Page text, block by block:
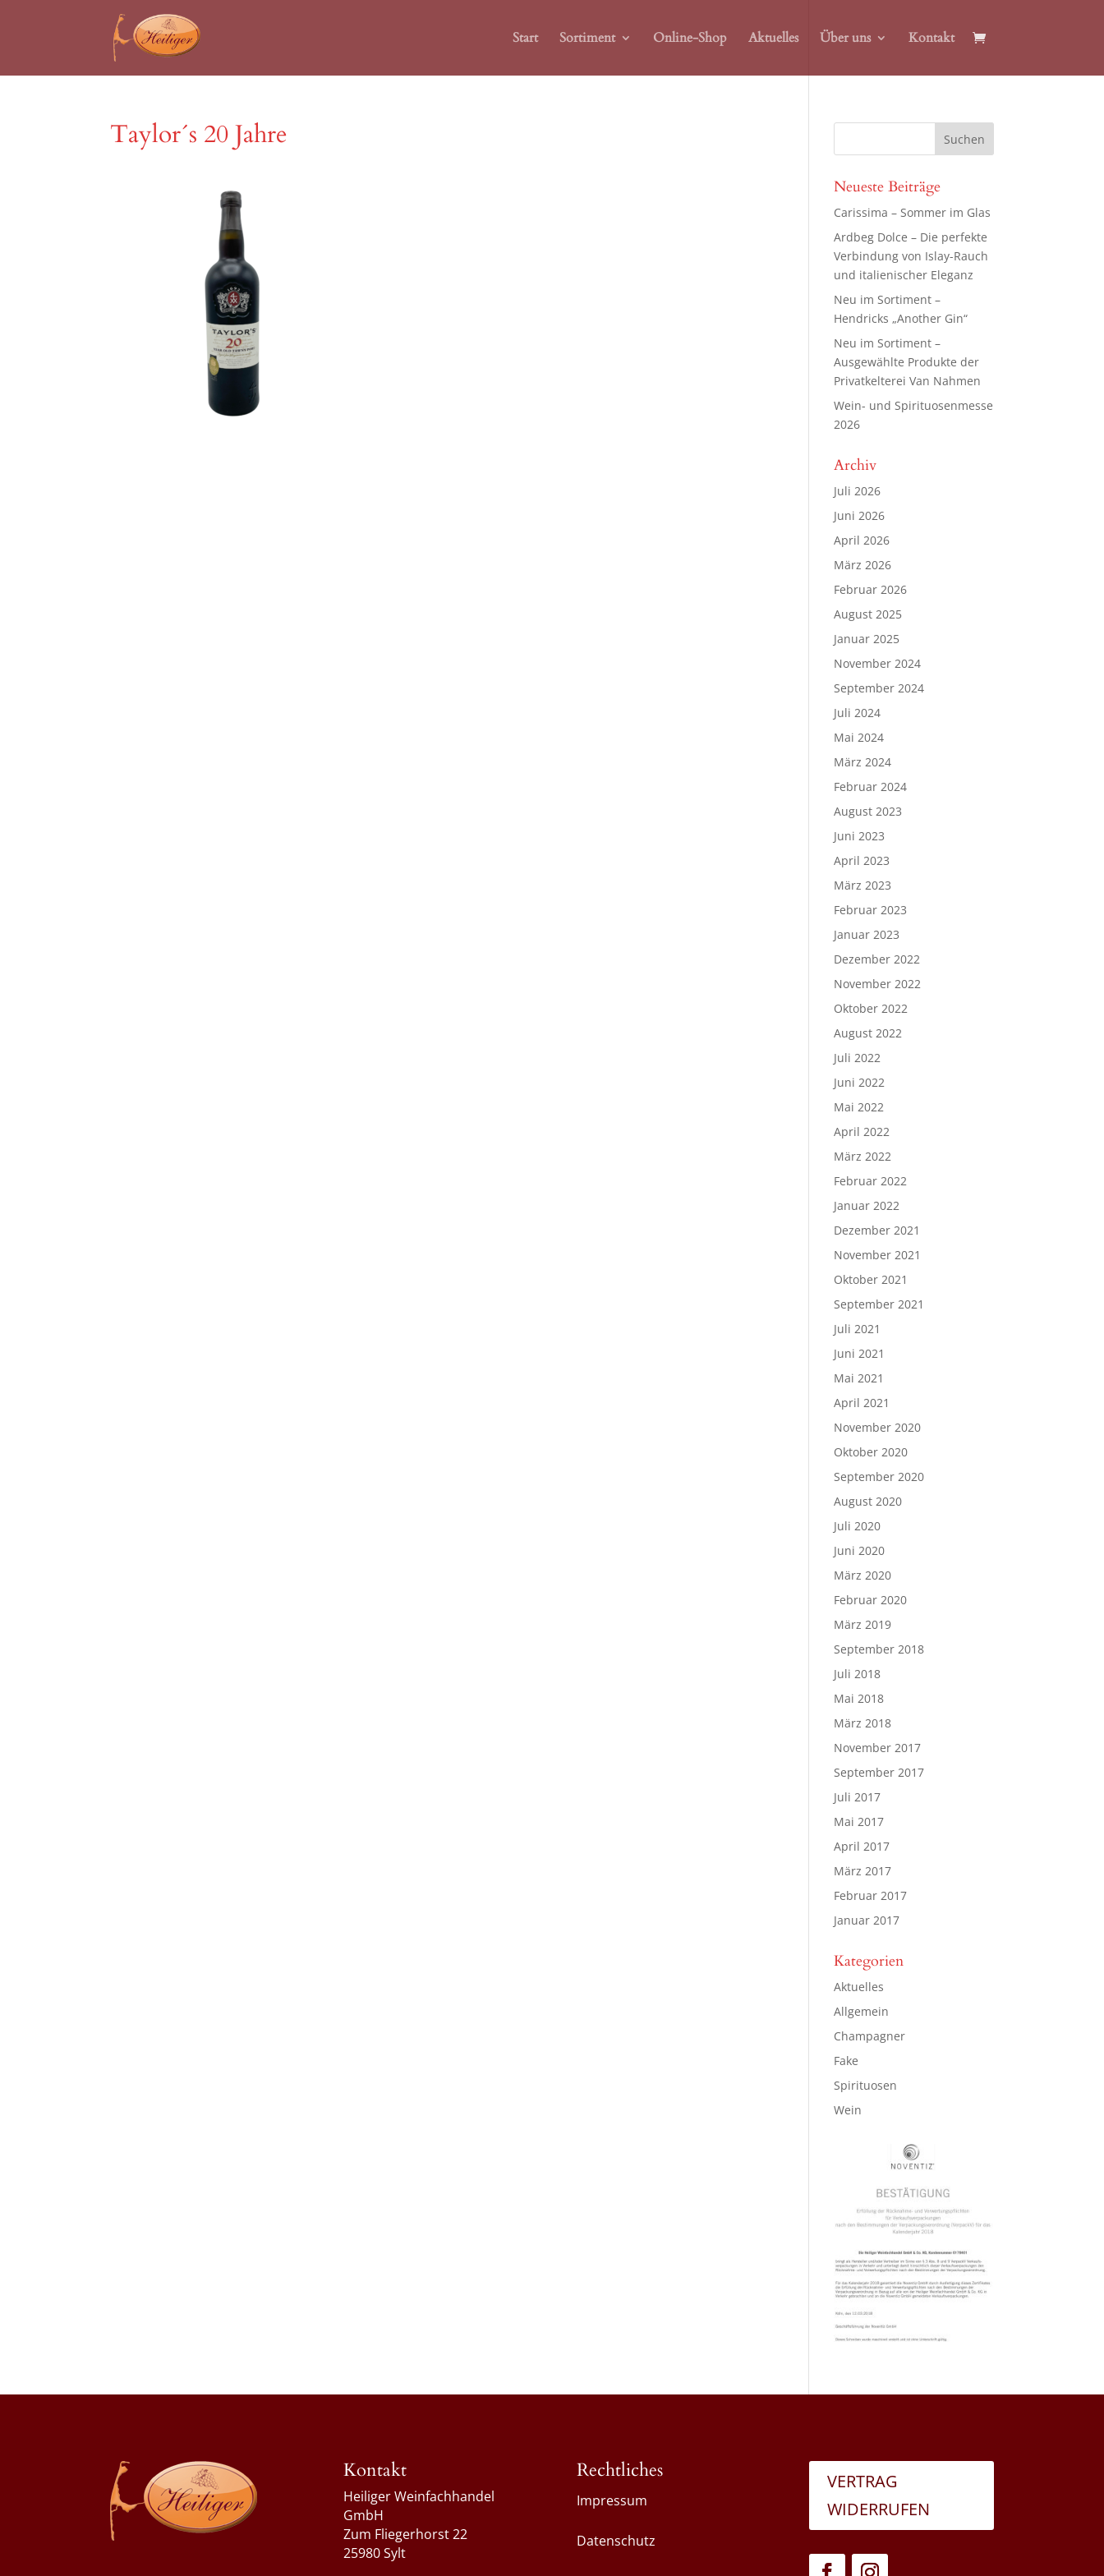
Start Sortiment Online-Shop Aktuelles Über uns Kontakt
Taylor´s 20 Jahre
Neueste Beiträge
Carissima – Sommer im Glas
Ardbeg Dolce – Die perfekte
Verbindung von Islay-Rauch
und italienischer Eleganz
Neu im Sortiment –
Hendricks „Another Gin“
Neu im Sortiment –
Ausgewählte Produkte der
Privatkelterei Van Nahmen
Wein- und Spirituosenmesse
2026
Archiv
Juli 2026
Juni 2026
April 2026
März 2026
Februar 2026
August 2025
Januar 2025
November 2024
September 2024
Juli 2024
Mai 2024
März 2024
Februar 2024
August 2023
Juni 2023
April 2023
März 2023
Februar 2023
Januar 2023
Dezember 2022
November 2022
Oktober 2022
August 2022
Juli 2022
Juni 2022
Mai 2022
April 2022
März 2022
Februar 2022
Januar 2022
Dezember 2021
November 2021
Oktober 2021
September 2021
Juli 2021
Juni 2021
Mai 2021
April 2021
November 2020
Oktober 2020
September 2020
August 2020
Juli 2020
Juni 2020
März 2020
Februar 2020
März 2019
September 2018
Juli 2018
Mai 2018
März 2018
November 2017
September 2017
Juli 2017
Mai 2017
April 2017
März 2017
Februar 2017
Januar 2017
Kategorien
Aktuelles
Allgemein
Champagner
Fake
Spirituosen
Wein
Kontakt
Heiliger Weinfachhandel
GmbH
Zum Fliegerhorst 22
25980 Sylt
Rechtliches
Impressum
Datenschutz
VERTRAG
WIDERRUFEN